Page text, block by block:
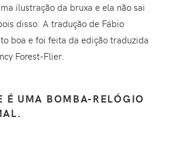
ilustração da bruxa e ela não sai
disso. A tradução de Fábio
boa e foi feita da edição traduzida
Forest-Flier.
É UMA BOMBA-RELÓGIO